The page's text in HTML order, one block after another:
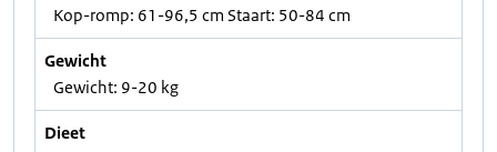
Kop-romp: 61-96,5 cm Staart: 50-84 cm
Gewicht
Gewicht: 9-20 kg
Dieet